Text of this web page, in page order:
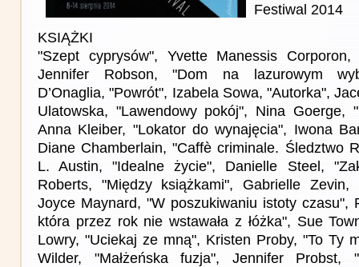
Festiwal 2014
KSIĄŻKI
"Szept cyprysów", Yvette Manessis Corporon,
Jennifer Robson, "Dom na lazurowym
D’Onaglia, "Powrót", Izabela Sowa, "Autorka",
Ulatowska, "Lawendowy pokój", Nina Goerge,
Anna Kleiber, "Lokator do wynajęcia", Iwona
Diane Chamberlain, "Caffè criminale. Śledztwo
L. Austin, "Idealne życie", Danielle Steel,
Roberts, "Między książkami", Gabrielle
Joyce Maynard, "W poszukiwaniu istoty czasu",
która przez rok nie wstawała z łóżka", Sue
Lowry, "Uciekaj ze mną", Kristen Proby, "To Ty
Wilder, "Małżeńska fuzja", Jennifer Probst,